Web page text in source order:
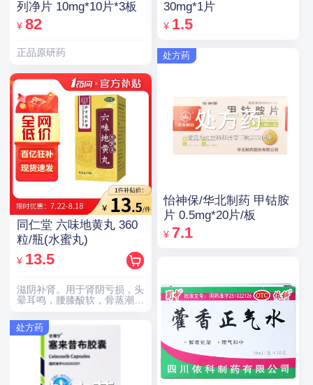
列净片 10mg*10片*3板
¥ 82
正品原研药
同仁堂 六味地黄丸 360
粒/瓶(水蜜丸)
¥ 13.5
滋阴补肾。用于肾阴亏损，头
晕耳鸣，腰膝酸软，骨蒸潮
处方药
30mg*1片
¥ 1.5
处方药
怡神保/华北制药 甲钴胺
片 0.5mg*20片/板
¥ 7.1